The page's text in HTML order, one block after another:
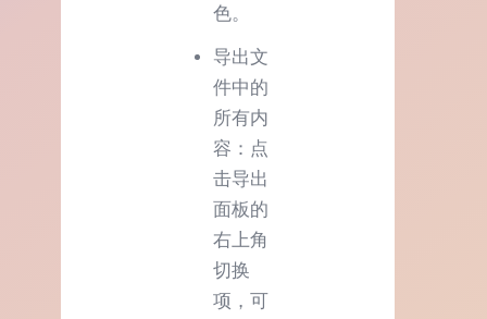
色。
导出文
件中的
所有内
容：点
击导出
面板的
右上角
切换
项，可